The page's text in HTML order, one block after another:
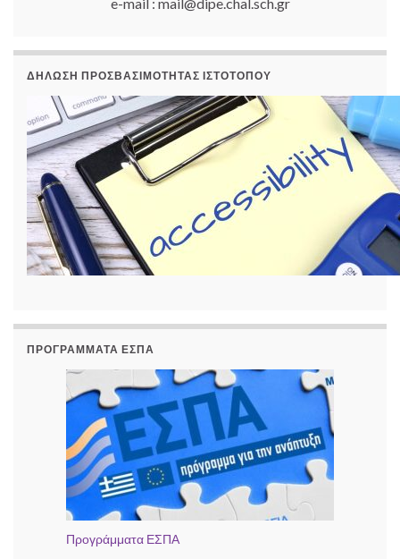
ΔΉΛΩΣΗ ΠΡΟΣΒΑΣΙΜΌΤΗΤΑΣ ΙΣΤΟΤΌΠΟΥ
ΠΡΟΓΡΆΜΜΑΤΑ ΕΣΠΑ
Προγράμματα ΕΣΠΑ